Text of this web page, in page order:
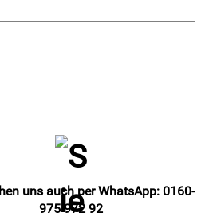
uns auch per WhatsApp: 0160-
975 972 92